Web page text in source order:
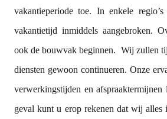
vakantieperiode toe. In enkele
vakantietijd inmiddels aangebroken.
ook de bouwvak beginnen. Wij zullen
diensten gewoon continueren. Onze
verwerkingstijden en
geval kunt u erop rekenen dat wij alles